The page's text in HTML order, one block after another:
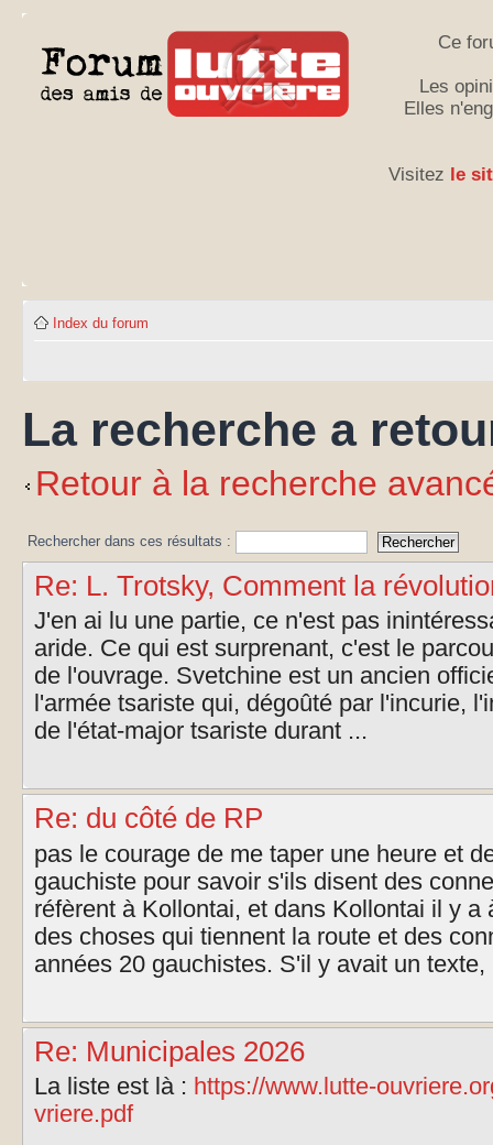
Ce
Les
Elles
Visitez le
Index du forum
La recherche a
Retour à la recherche
Rechercher dans ces résultats :
Re: L. Trotsky, Comment la
J'en ai lu une partie, ce n'est pas
aride. Ce qui est surprenant, c'est le
de l'ouvrage. Svetchine est un ancien
l'armée tsariste qui, dégoûté par l'incurie,
de l'état-major tsariste durant ...
Re: du côté de RP
pas le courage de me taper une heure et
gauchiste pour savoir s'ils disent des
réfèrent à Kollontai, et dans Kollontai il y a
des choses qui tiennent la route et des
années 20 gauchistes. S'il y avait un texte,
Re: Municipales 2026
La liste est là : https://www.lutte-
vriere.pdf